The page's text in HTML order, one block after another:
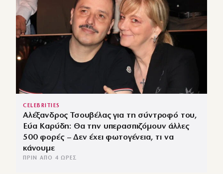
CELEBRITIES
Αλέξανδρος Τσουβέλας για τη σύντροφό του,
Εύα Καρύδη: Θα την υπερασπιζόμουν άλλες
500 φορές – Δεν έχει φωτογένεια, τι να
κάνουμε
ΠΡΙΝ ΑΠΌ 4 ΏΡΕΣ